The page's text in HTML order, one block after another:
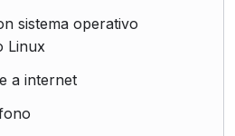
sistema operativo
Linux
a internet